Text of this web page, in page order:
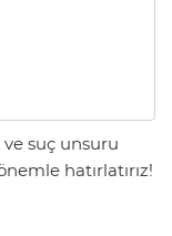
suç unsuru
hatırlatırız!